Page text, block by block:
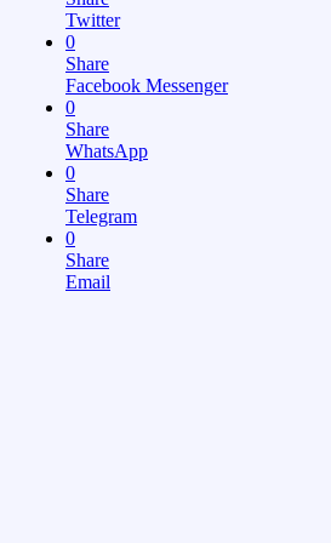
Twitter
0
Share
Facebook Messenger
0
Share
WhatsApp
0
Share
Telegram
0
Share
Email